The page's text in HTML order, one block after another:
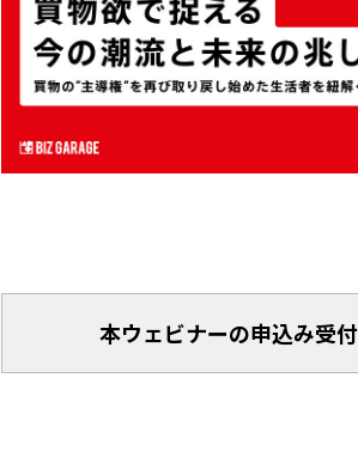
本ウェビナーの申込み受